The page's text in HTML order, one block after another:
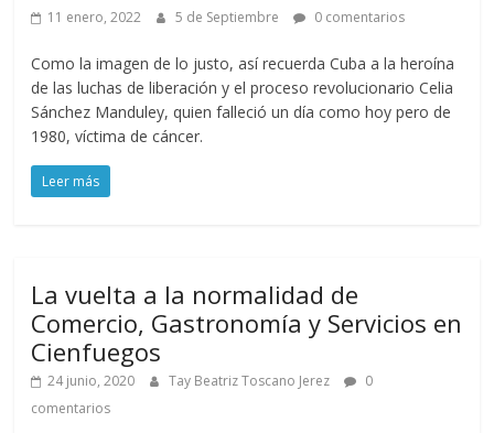
11 enero, 2022 5 de Septiembre 0 comentarios
Como la imagen de lo justo, así recuerda Cuba a la heroína
de las luchas de liberación y el proceso revolucionario Celia
Sánchez Manduley, quien falleció un día como hoy pero de
1980, víctima de cáncer.
Leer más
La vuelta a la normalidad de
Comercio, Gastronomía y Servicios en
Cienfuegos
24 junio, 2020 Tay Beatriz Toscano Jerez
0
comentarios